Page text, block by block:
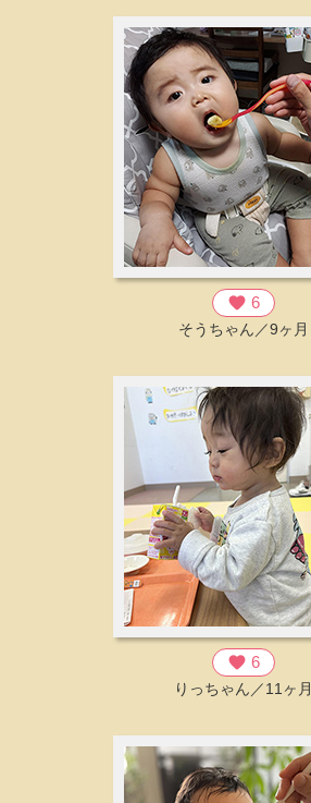
favorite 6
そうちゃん／9ヶ月
favorite 6
りっちゃん／11ヶ月